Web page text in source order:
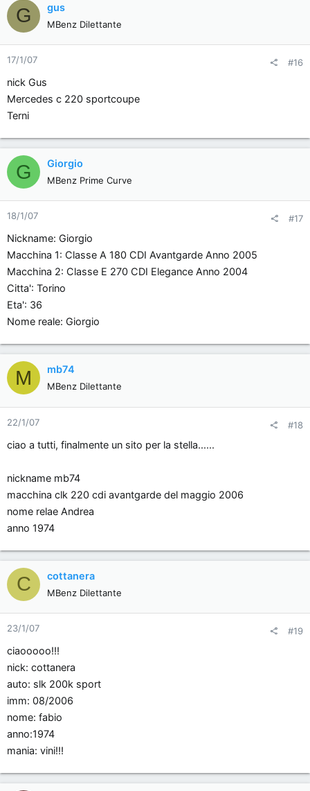
G gus
MBenz Dilettante
17/1/07 #16
nick Gus
Mercedes c 220 sportcoupe
Terni
G Giorgio
MBenz Prime Curve
18/1/07 #17
Nickname: Giorgio
Macchina 1: Classe A 180 CDI Avantgarde Anno 2005
Macchina 2: Classe E 270 CDI Elegance Anno 2004
Citta': Torino
Eta': 36
Nome reale: Giorgio
M mb74
MBenz Dilettante
22/1/07 #18
ciao a tutti, finalmente un sito per la stella......
nickname mb74
macchina clk 220 cdi avantgarde del maggio 2006
nome relae Andrea
anno 1974
C cottanera
MBenz Dilettante
23/1/07 #19
ciaooooo!!!
nick: cottanera
auto: slk 200k sport
imm: 08/2006
nome: fabio
anno:1974
mania: vini!!!